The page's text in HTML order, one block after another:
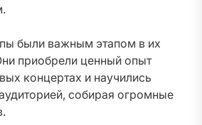
были важным этапом в их
приобрели ценный опыт
концертах и научились
собирая огромные